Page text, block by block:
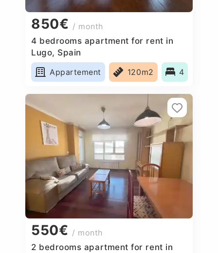
850€ / month
4 bedrooms apartment for rent in
Lugo, Spain
Appartement
120m2 4
550€ / month
2 bedrooms apartment for rent in